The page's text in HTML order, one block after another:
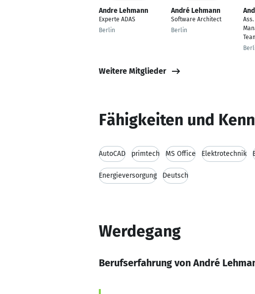
Andre Lehmann
Experte ADAS
Berlin
André Lehmann
Software Architect
Berlin
Weitere Mitglieder
Fähigkeiten und
AutoCAD primtech MS Office Elektrotechnik
Energieversorgung Deutsch
Werdegang
Berufserfahrung von André